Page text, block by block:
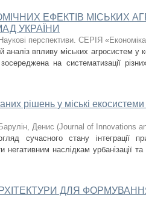
ЕФЕКТІВ МІСЬКИХ
УКРАЇНИ
Наукові перспективи. СЕРІЯ
аналіз впливу міських агросистем у
на систематизації
рішень у міські
Барулін, Денис (Journal of Innovations
сучасного стану інтеграції
наслідкам урбанізації та
ДЛЯ